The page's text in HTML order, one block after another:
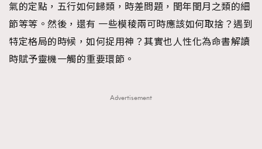
氣的定點，五行如何歸類，時差問題，閏年閏月之類的細
節等等。然後，還有 一些模稜兩可時應該如何取捨？遇到
特定格局的時候，如何捉用神？其實也人性化為命書解讀
時賦予靈機一觸的重要環節。
Advertisement